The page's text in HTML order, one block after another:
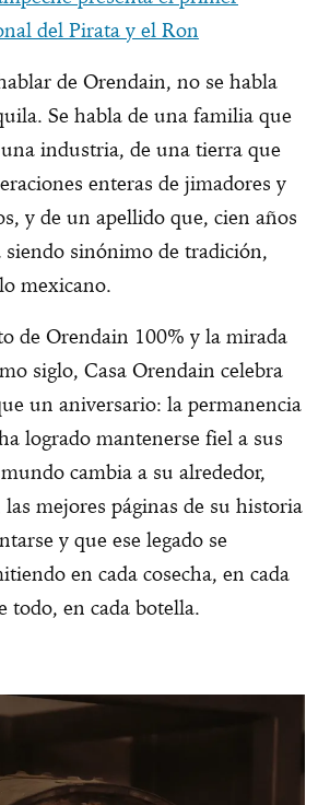
del Pirata y el Ron
de Orendain, no se habla
Se habla de una familia que
industria, de una tierra que
enteras de jimadores y
y de un apellido que, cien años
siendo sinónimo de tradición,
mexicano.
de Orendain 100% y la mirada
siglo, Casa Orendain celebra
un aniversario: la permanencia
logrado mantenerse fiel a sus
cambia a su alrededor,
mejores páginas de su historia
y que ese legado se
en cada cosecha, en cada
todo, en cada botella.